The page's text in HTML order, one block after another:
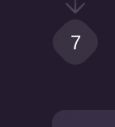
7